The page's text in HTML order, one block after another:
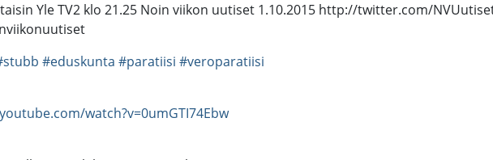
Yle TV2 klo 21.25 Noin viikon uutiset 1.10.2015 http://twitter.com/
#eduskunta #paratiisi #veroparatiisi
watch?v=0umGTI74Ebw